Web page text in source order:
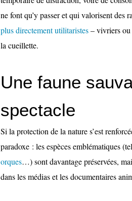
ne font qu’y passer et qui valorisent des
plus directement utilitaristes– vivriers ou
la cueillette.
Une faune
spectacle
Si la protection de la nature s’est
paradoxe : les espèces emblématiques
orques…) sont davantage préservées,
dans les médias et les documentaires